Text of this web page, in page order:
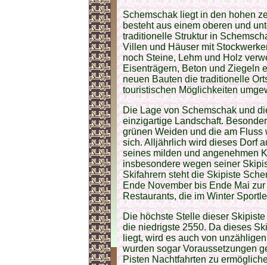
Schemschak liegt in den hohen
besteht aus einem oberen und
traditionelle Struktur in
Villen und Häuser mit
noch Steine, Lehm und Holz
Eisenträgern, Beton und Ziegeln
neuen Bauten die traditionelle
touristischen Möglichkeiten
Die Lage von Schemschak und
einzigartige Landschaft.
grünen Weiden und die am
sich. Alljährlich wird dieses Dorf
seines milden und angenehmen
insbesondere wegen seiner
Skifahrern steht die Skipiste
Ende November bis Ende Mai
Restaurants, die im Winter
Die höchste Stelle dieser
die niedrigste 2550. Da dieses
liegt, wird es auch von
wurden sogar Voraussetzungen
Pisten Nachtfahrten zu